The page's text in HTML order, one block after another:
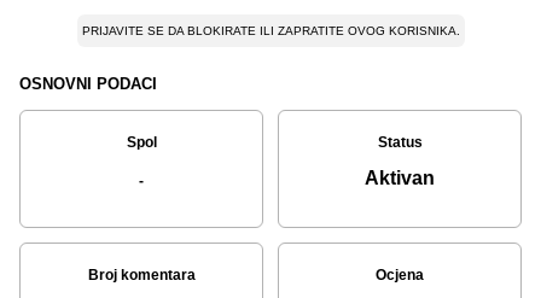
PRIJAVITE SE DA BLOKIRATE ILI ZAPRATITE OVOG KORISNIKA.
OSNOVNI PODACI
Spol
-
Status
Aktivan
Broj komentara Ocjena